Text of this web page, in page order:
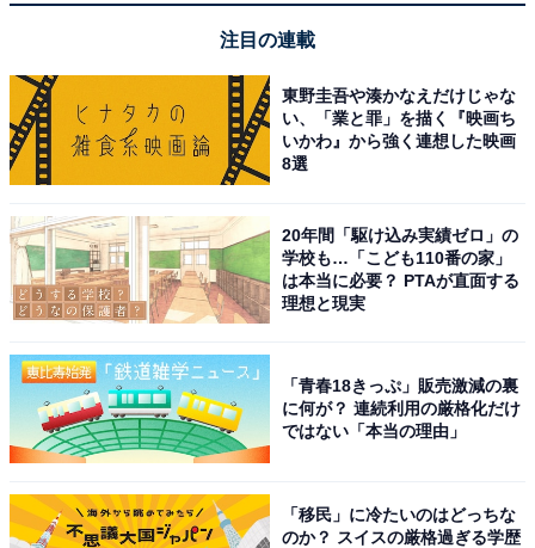
「道の駅 上品の郷」公式Webサイトより
宮城県内唯一の含鉄塩化物泉で、豊富な鉄分と塩分が湯
冷めを防ぎます。檜浴槽「さくら」と石造り「かしわ」
の週替わり浴槽と、16.3℃の源泉そのままの贅沢な水風
呂が自慢です。道の駅に併設されており、バリアフリー
注目の連載
東野圭吾や湊かなえだけじゃな
い、「業と罪」を描く『映画ち
いかわ』から強く連想した映画
8選
20年間「駆け込み実績ゼロ」の
学校も…「こども110番の家」
は本当に必要？ PTAが直面する
理想と現実
「青春18きっぷ」販売激減の裏
に何が？ 連続利用の厳格化だけ
ではない「本当の理由」
「移民」に冷たいのはどっちな
のか？ スイスの厳格過ぎる学歴